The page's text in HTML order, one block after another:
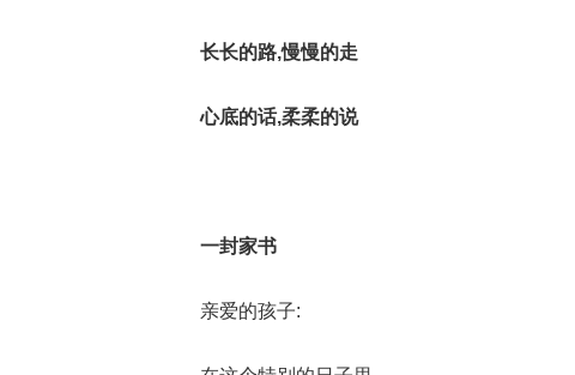
长长的路,慢慢的走
心底的话,柔柔的说
一封家书
亲爱的孩子: